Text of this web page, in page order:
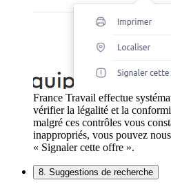
France Travail effectue
vérifier la légalité et la
malgré ces contrôles vous
inappropriés, vous pouvez
« Signaler cette offre ».
8. Suggestions de recherche